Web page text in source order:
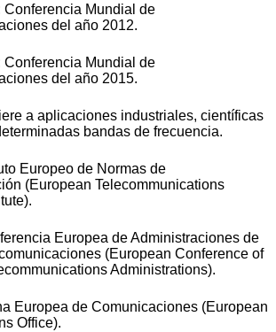
Conferencia Mundial de
del año 2012.
Conferencia Mundial de
del año 2015.
a aplicaciones industriales, científicas
bandas de frecuencia.
Europeo de Normas de
(European Telecommunications
Europea de Administraciones de
(European Conference of
Administrations).
Europea de Comunicaciones (European
Office).